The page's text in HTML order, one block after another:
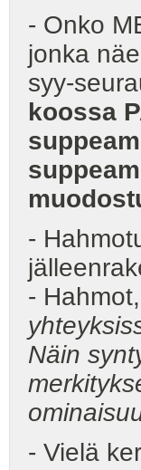
- Onko
jonka
syy-
koossa
-
-
Näin
- Vielä